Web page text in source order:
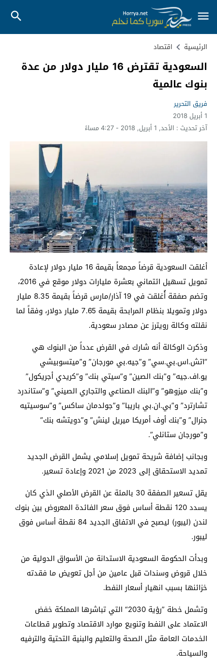
الرئيسية اقتصاد
السعودية تقترض 16 مليار دولار من عدة
بنوك عالمية
فريق التحرير
1 أبريل 2018
آخر تحديث : الأحد, 1 أبريل, 2018 - 4:27 مساءً
أغلقت السعودية قرضاً مجمعاً بقيمة 16 مليار دولار لإعادة
تمويل تسهيل ائتماني بعشرة مليارات دولار موقع في 2016،
وتضم صفقة أُغلقت في 19 آذار/مارس قرضاً بقيمة 8.35 مليار
دولار وتمويلا بنظام المرابحة بقيمة 7.65 مليار دولار، وفقاً لما
نقلته وكالة رويترز عن مصادر سعودية.
وذكرت الوكالة أنه شارك في القرض عدداً من البنوك هي
“اتش.اس.بي.سي” و”جيه.بي مورجان” و”ميتسوبيشي
يو.اف.جيه” و”بنك الصين” و”سيتي بنك” و”كريدي أجريكول”
و”بنك ميزوهو” و”البنك الصناعي والتجاري الصيني” و”ستاندرد
تشارترد” و”بي.ان.بي باريبا” و”جولدمان ساكس” و”سوسيتيه
جنرال” و”بنك أوف أمريكا ميريل لينش” و”دويتشه بنك”
و”مورجان ستانلي”.
وبجانب إضافة شريحة تمويل إسلامي يشمل القرض الجديد
تمديد الاستحقاق إلى 2023 من 2021 وإعادة تسعير.
يقل تسعير الصفقة 30 بالمئة عن القرض الأصلي الذي كان
يسدد 120 نقطة أساس فوق سعر الفائدة المعروض بين بنوك
لندن (ليبور) ليصبح في الاتفاق الجديد 84 نقطة أساس فوق
ليبور.
وبدأت الحكومة السعودية الاستدانة من الأسواق الدولية من
خلال قروض وسندات قبل عامين من أجل تعويض ما فقدته
خزائنها بسبب انهيار أسعار النفط.
وتشمل خطة ”رؤية 2030“ التي تباشرها المملكة خفض
الاعتماد على النفط وتنويع موارد الاقتصاد وتطوير قطاعات
الخدمات العامة مثل الصحة والتعليم والبنية التحتية والترفيه
والسياحة.